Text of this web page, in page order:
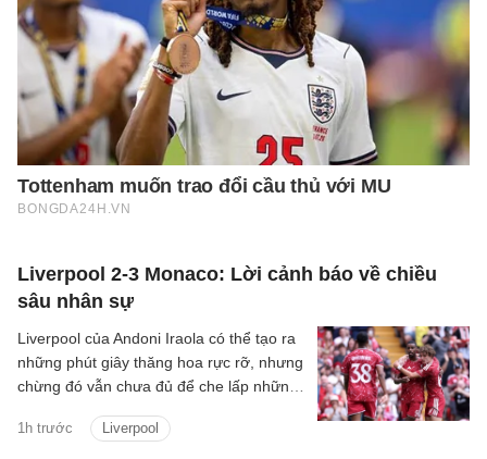
Liverpool 2-3 Monaco: Lời cảnh báo về chiều
sâu nhân sự
1h trước Liverpool
Liverpool của Andoni Iraola có thể tạo ra
những phút giây thăng hoa rực rỡ, nhưng
chừng đó vẫn chưa đủ để che lấp những
thể bùng lên dữ dội khi mọi mắt xích vận